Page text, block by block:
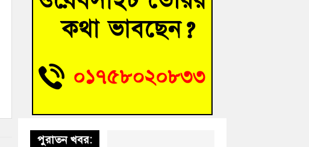
জুলাই গণঅভ্যুত্থান দিবসে কুমিল্লায় শ্রদ্ধা, র‍্যালি ও সংবর্ধনা
তনু হত্যা মামলায় গ্রেফতার সাবেক সেনা সদস্য হাফিজুর
আহত শিক্ষার্থীদের দেখতে গিয়ে মেডিকেলের ক্যান্টিনে
অবরুদ্ধ জবি শিক্ষক
পুরাতন খবর: